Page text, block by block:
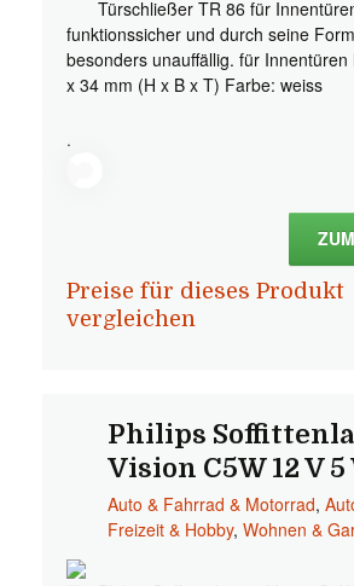
Türschließer TR 86 für
funktionssicher und durch seine
besonders unauffällig. für
x 34 mm (H x B x T) Farbe: weiss
.
Preise für dieses Produkt
vergleichen
Philips
Vision C5W 12 V 5
Auto & Fahrrad & Motorrad,
Freizeit & Hobby, Wohnen &